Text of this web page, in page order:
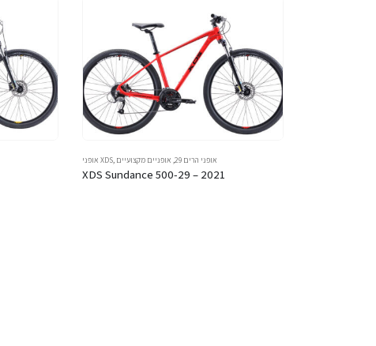
אופני XDS, אופני הרים 29 , אופניים מקצועיים
XDS Sundance 500-29 – 2021